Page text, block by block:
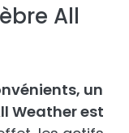
All
un
Weather est